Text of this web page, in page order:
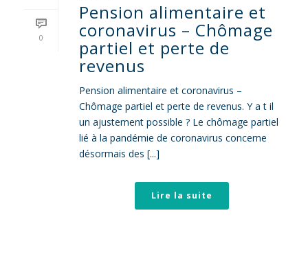
0
Pension alimentaire et
coronavirus – Chômage
partiel et perte de
revenus
Pension alimentaire et coronavirus –
Chômage partiel et perte de revenus. Y a t il
un ajustement possible ? Le chômage partiel
lié à la pandémie de coronavirus concerne
désormais des [...]
Lire la suite